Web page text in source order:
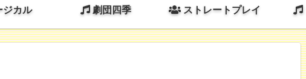
ジカル 劇団四季 ストレートプレイ